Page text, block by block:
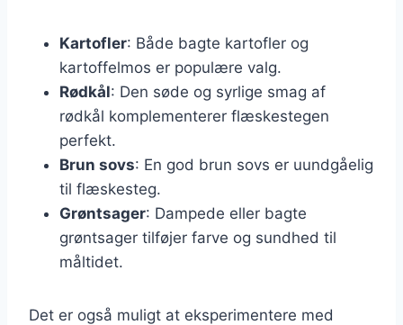
Kartofler: Både bagte kartofler og
kartoffelmos er populære valg.
Rødkål: Den søde og syrlige smag af
rødkål komplementerer flæskestegen
perfekt.
Brun sovs: En god brun sovs er uundgåelig
til flæskesteg.
Grøntsager: Dampede eller bagte
grøntsager tilføjer farve og sundhed til
måltidet.
Det er også muligt at eksperimentere med